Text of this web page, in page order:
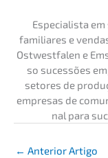
Especia­lis­ta
familia­res e
Ostwest­fa­len e
so suces­sões
setores de
empre­sas de
nal para
← Anterior Artigo